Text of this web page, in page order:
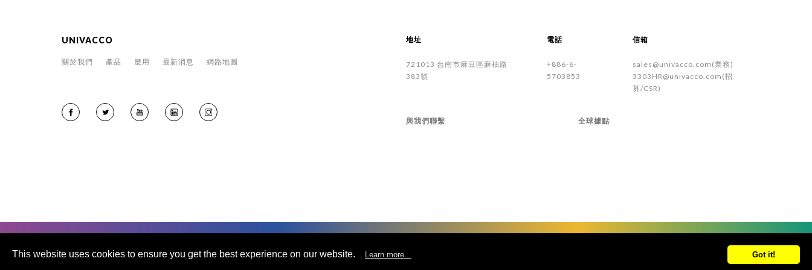
UNIVACCO
關於我們 產品 應用 最新消息 網路地圖
地址
721013 台南市麻豆區 麻柚路
383號
電話
+886-6-
5703853
信箱
sales@univacco.com(業務)
3303HR@univacco.com(招
募/CSR)
與我們聯繫 全球據點
UNIVACCO Technology Inc
This website uses cookies to ensure you get the best experience on our website. Learn more... Got it!